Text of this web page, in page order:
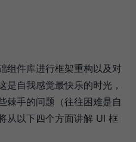
组件库进行框架重构以及对
是自我感觉最快乐的时光，
棘手的问题（往往困难是自
从以下四个方面讲解 UI 框